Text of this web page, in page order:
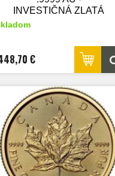
INVESTIČNÁ ZLATÁ
MINCA - nový tovar
€